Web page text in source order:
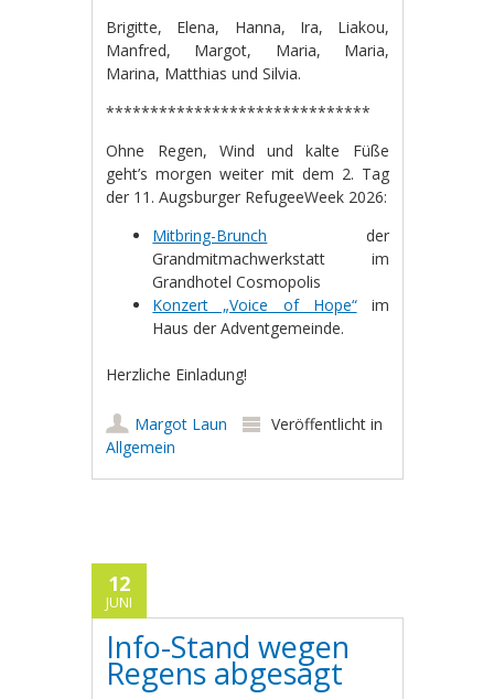
Brigitte, Elena, Hanna, Ira, Liakou,
Manfred, Margot, Maria, Maria,
Marina, Matthias und Silvia.
******************************
Ohne Regen, Wind und kalte Füße
geht’s morgen weiter mit dem 2. Tag
der 11. Augsburger RefugeeWeek 2026:
Mitbring-Brunch der
Grandmitmachwerkstatt im
Grandhotel Cosmopolis
Konzert „Voice of Hope“im
Haus der Adventgemeinde.
Herzliche Einladung!
Margot Laun
Veröffentlicht in
Allgemein
12
JUNI
Info-Stand wegen
Regens abgesagt